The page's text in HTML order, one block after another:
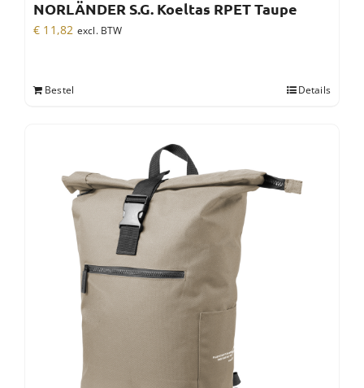
NORLÄNDER S.G. Koeltas RPET Taupe
€ 11,82 excl. BTW
Bestel Details